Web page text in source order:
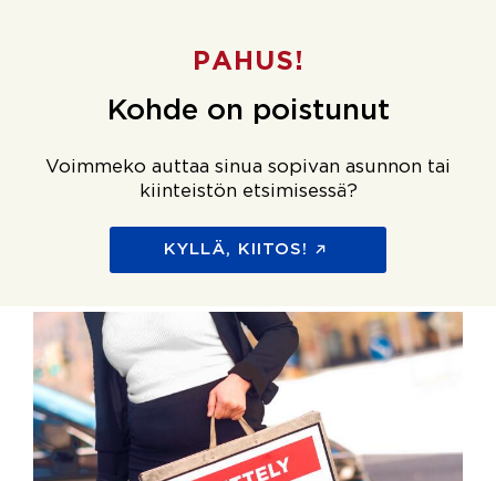
PAHUS!
Kohde on poistunut
Voimmeko auttaa sinua sopivan asunnon tai
kiinteistön etsimisessä?
KYLLÄ, KIITOS!